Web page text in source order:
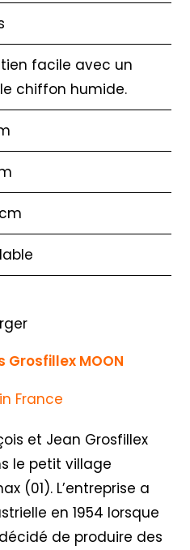
facile avec un
chiffon humide.
MOON
France
et Jean Grosfillex
le petit village
(01). L’entreprise a
en 1954 lorsque
de produire des